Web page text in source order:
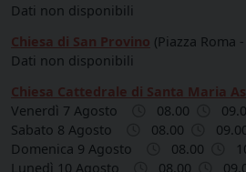
Dati non disponibili
Chiesa di San Provino (Piazza Roma
Dati non disponibili
Chiesa Cattedrale di Santa Maria
Venerdì 7 Agosto
08.00
Sabato 8 Agosto
08.00
Domenica 9 Agosto
08.00
Lunedì 10 Agosto
08.00